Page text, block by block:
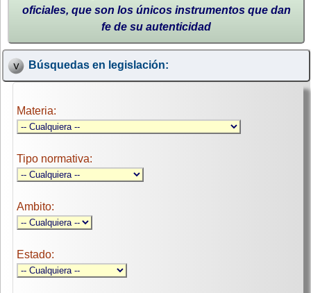
oficiales, que son los únicos instrumentos que dan
fe de su autenticidad
Búsquedas en legislación:
Materia:
Tipo normativa:
Ambito:
Estado: